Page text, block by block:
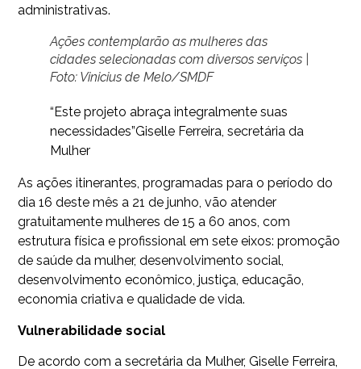
administrativas.
Ações contemplarão as mulheres das
cidades selecionadas com diversos serviços |
Foto: Vinicius de Melo/SMDF
“Este projeto abraça integralmente suas
necessidades”Giselle Ferreira, secretária da
Mulher
As ações itinerantes, programadas para o período do
dia 16 deste mês a 21 de junho, vão atender
gratuitamente mulheres de 15 a 60 anos, com
estrutura física e profissional em sete eixos: promoção
de saúde da mulher, desenvolvimento social,
desenvolvimento econômico, justiça, educação,
economia criativa e qualidade de vida.
Vulnerabilidade social
De acordo com a secretária da Mulher, Giselle Ferreira,